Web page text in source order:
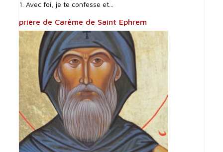
1. Avec foi, je te confesse et...
prière de Carême de Saint Ephrem